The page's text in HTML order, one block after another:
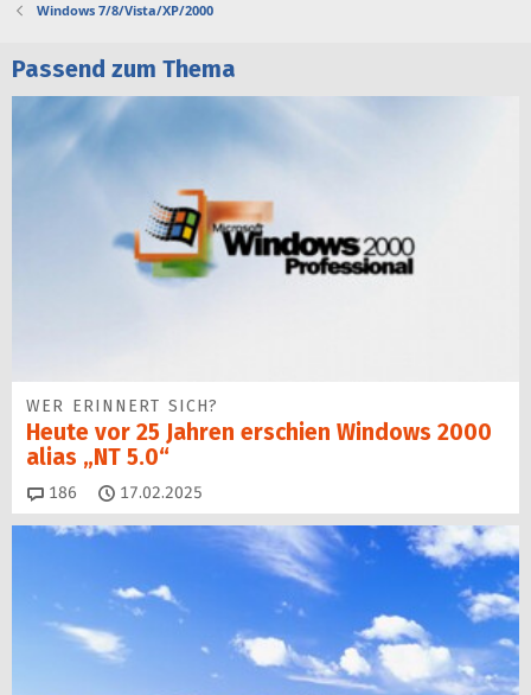
Windows 7/8/Vista/XP/2000
Passend zum Thema
WER ERINNERT SICH?
Heute vor 25 Jahren erschien Windows 2000
alias „NT 5.0“
186 Kommentare
17.02.2025